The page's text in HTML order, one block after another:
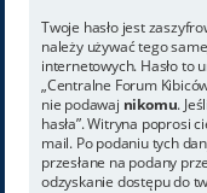
Twoje hasło jest
należy używać tego
internetowych. Hasło to
„Centralne Forum
nie podawaj nikomu.
hasła”. Witryna poprosi
mail. Po podaniu tych
przesłane na podany
odzyskanie dostępu do